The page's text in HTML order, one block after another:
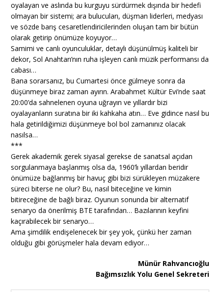
oyalayan ve aslında bu kurguyu sürdürmek dışında bir hedefi
olmayan bir sistemi; ara bulucuları, düşman liderleri, medyası
ve sözde barış cesaretlendiricilerinden oluşan tam bir bütün
olarak getirip önümüze koyuyor…
Samimi ve canlı oyunculuklar, detaylı düşünülmüş kaliteli bir
dekor, Sol Anahtarı’nın ruha işleyen canlı müzik performansı da
cabası…
Bana sorarsanız, bu Cumartesi önce gülmeye sonra da
düşünmeye biraz zaman ayırın. Arabahmet Kültür Evi’nde saat
20:00’da sahnelenen oyuna uğrayın ve yıllardır bizi
oyalayanların suratına bir iki kahkaha atın… Eve gidince nasıl bu
hala getirildiğimizi düşünmeye bol bol zamanınız olacak
nasılsa…
***
Gerek akademik gerek siyasal gerekse de sanatsal açıdan
sorgulanmaya başlanmış olsa da, 1960’lı yıllardan beridir
önümüze bağlanmış bir havuç gibi bizi sürükleyen müzakere
süreci biterse ne olur? Bu, nasıl biteceğine ve kimin
bitireceğine de bağlı biraz. Oyunun sonunda bir alternatif
senaryo da önerilmiş BTE tarafından… Bazılarının keyfini
kaçırabilecek bir senaryo…
Ama şimdilik endişelenecek bir şey yok, çünkü her zaman
olduğu gibi görüşmeler hala devam ediyor…
Münür Rahvancıoğlu
Bağımsızlık Yolu Genel Sekreteri